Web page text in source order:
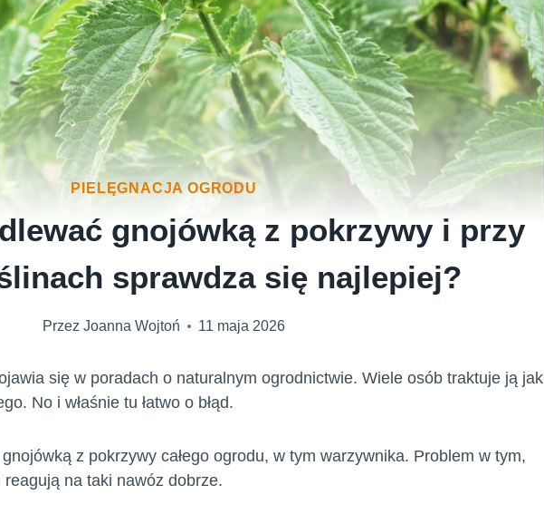
PIELĘGNACJA OGRODU
gnojówką z pokrzywy i przy
sprawdza się najlepiej?
Przez Joanna Wojtoń 11 maja 2026
się w poradach o naturalnym ogrodnictwie. Wiele osób traktuje ją jak
No i właśnie tu łatwo o błąd.
z pokrzywy całego ogrodu, w tym warzywnika. Problem w tym,
na taki nawóz dobrze.